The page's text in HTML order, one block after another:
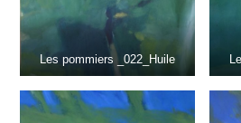
Les pommiers _022_Huile